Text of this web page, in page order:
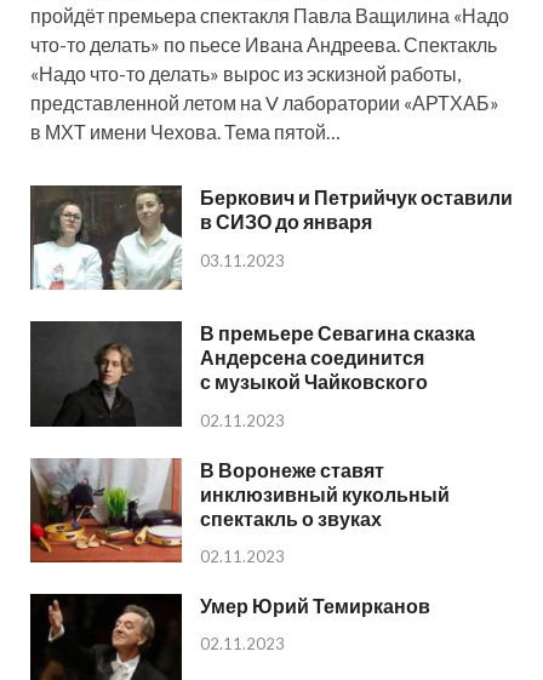
пройдёт премьера спектакля Павла Ващилина «Надо
что-то делать» по пьесе Ивана Андреева. Спектакль
«Надо что-то делать» вырос из эскизной работы,
представленной летом на V лаборатории «АРТХАБ»
в МХТ имени Чехова. Тема пятой…
Беркович и Петрийчук оставили
в СИЗО до января
03.11.2023
В премьере Севагина сказка
Андерсена соединится
с музыкой Чайковского
02.11.2023
В Воронеже ставят
инклюзивный кукольный
спектакль о звуках
02.11.2023
Умер Юрий Темирканов
02.11.2023